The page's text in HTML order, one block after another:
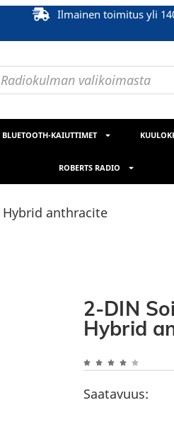
Ilmainen toimitus yli
BLUETOOTH-KAIUTTIMET
ROBERTS RADIO
anthracite
2-DIN
Hybrid
Saatavuus: